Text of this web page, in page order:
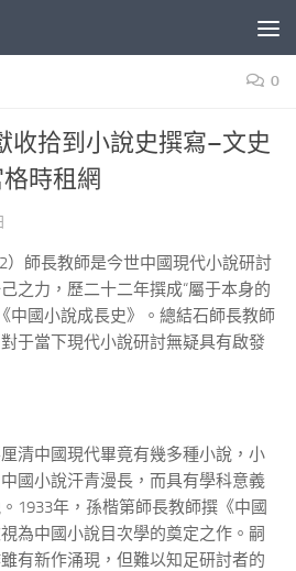
0
收拾到小說史撰寫–文史
時租網
師長教師是今世中國現代小說研討
之力，歷二十二年撰成“屬于本身的
國小說成長史》。總結石師長教師
于當下現代小說研討無疑具有啟發
清中國現代畢竟有幾多種小說，小
國小說汗青漫長，而具有學科意義
1933年，孫楷第師長教師撰《中國
為中國小說目次學的奠定之作。嗣
有新作涌現，但難以知足研討者的